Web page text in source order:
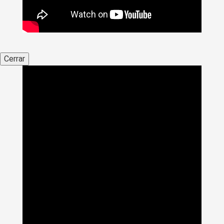
Cerrar